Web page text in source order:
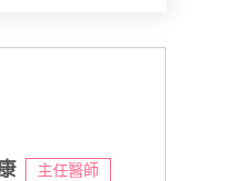
主任醫師